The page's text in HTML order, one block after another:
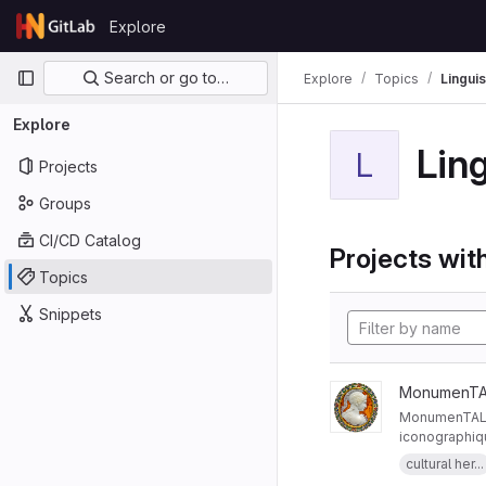
Skip to content
GitLab
Explore
Primary navigation
Search or go to…
Explore
Projects
Groups
CI/CD Catalog
Topics
Snippets
Explore Topics
L
Projects
de Milo ; )
l'histoire de
cultural her...